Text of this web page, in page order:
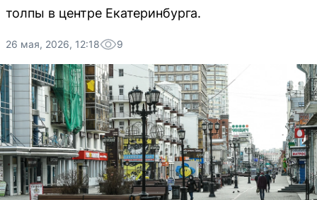
толпы в центре Екатеринбурга.
26 мая, 2026, 12:18 9